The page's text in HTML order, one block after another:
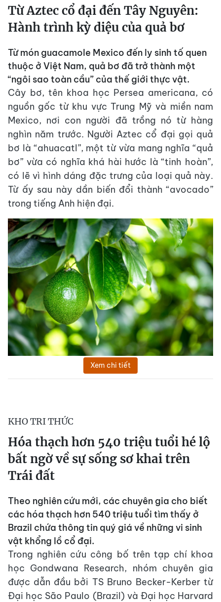
Từ Aztec cổ đại đến Tây Nguyên:
Hành trình kỳ diệu của quả bơ
Từ món guacamole Mexico đến ly sinh tố quen
thuộc ở Việt Nam, quả bơ đã trở thành một
“ngôi sao toàn cầu” của thế giới thực vật.
Cây bơ, tên khoa học Persea americana, có
nguồn gốc từ khu vực Trung Mỹ và miền nam
Mexico, nơi con người đã trồng nó từ hàng
nghìn năm trước. Người Aztec cổ đại gọi quả
bơ là “ahuacatl”, một từ vừa mang nghĩa “quả
bơ” vừa có nghĩa khá hài hước là “tinh hoàn”,
có lẽ vì hình dáng đặc trưng của loại quả này.
Từ ấy sau này dần biến đổi thành “avocado”
trong tiếng Anh hiện đại.
Xem chi tiết
KHO TRI THỨC
Hóa thạch hơn 540 triệu tuổi hé lộ
bất ngờ về sự sống sơ khai trên
Trái đất
Theo nghiên cứu mới, các chuyên gia cho biết
các hóa thạch hơn 540 triệu tuổi tìm thấy ở
Brazil chứa thông tin quý giá về những vi sinh
vật khổng lồ cổ đại.
Trong nghiên cứu công bố trên tạp chí khoa
học Gondwana Research, nhóm chuyên gia
được dẫn đầu bởi TS Bruno Becker-Kerber từ
Đại học São Paulo (Brazil) và Đại học Harvard